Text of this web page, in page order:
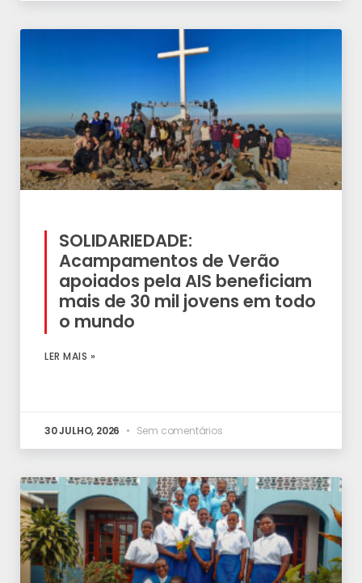
SOLIDARIEDADE:
Acampamentos de Verão
apoiados pela AIS beneficiam
mais de 30 mil jovens em todo
o mundo
LER MAIS »
30 JULHO, 2026 Sem comentários